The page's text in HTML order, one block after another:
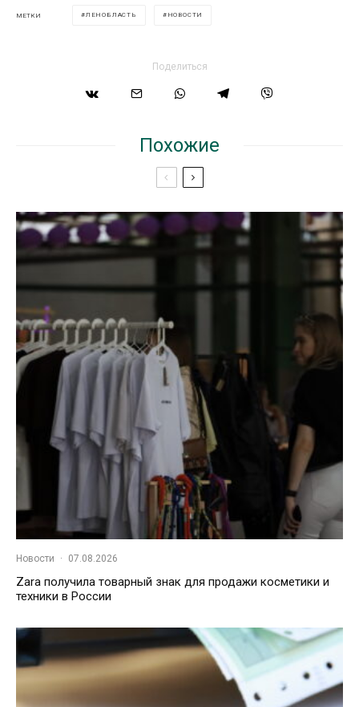
МЕТКИ ЛЕНОБЛАСТЬ НОВОСТИ
Поделиться
Похожие
Новости · 07.08.2026
Zara получила товарный знак для продажи косметики и
техники в России